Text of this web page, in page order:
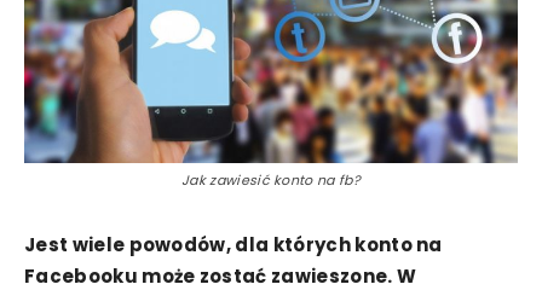
Jak zawiesić konto na fb?
Jest wiele powodów, dla których konto na
Facebooku może zostać zawieszone. W